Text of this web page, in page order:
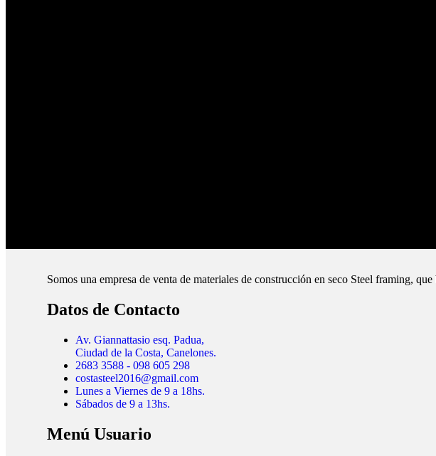
Somos una empresa de venta de materiales de construcción en seco Steel framing,
Datos de Contacto
Av. Giannattasio esq. Padua,
Ciudad de la Costa, Canelones.
2683 3588 - 098 605 298
costasteel2016@gmail.com
Lunes a Viernes de 9 a 18hs.
Sábados de 9 a 13hs.
Menú Usuario